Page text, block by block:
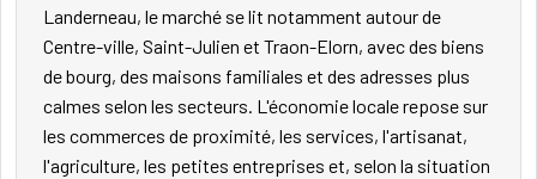
Landerneau, le marché se lit notamment autour de
Centre-ville, Saint-Julien et Traon-Elorn, avec des biens
de bourg, des maisons familiales et des adresses plus
calmes selon les secteurs. L'économie locale repose sur
les commerces de proximité, les services, l'artisanat,
l'agriculture, les petites entreprises et, selon la situation